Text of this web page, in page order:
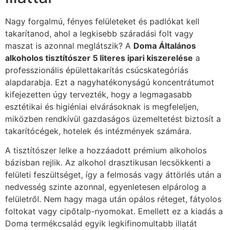
Nagy forgalmú, fényes felületeket és padlókat kell
takarítanod, ahol a legkisebb száradási folt vagy
maszat is azonnal meglátszik? A Doma Általános
alkoholos tisztítószer 5 literes ipari kiszerelése a
professzionális épülettakarítás csúcskategóriás
alapdarabja. Ezt a nagyhatékonyságú koncentrátumot
kifejezetten úgy tervezték, hogy a legmagasabb
esztétikai és higiéniai elvárásoknak is megfeleljen,
miközben rendkívül gazdaságos üzemeltetést biztosít a
takarítócégek, hotelek és intézmények számára.
A tisztítószer lelke a hozzáadott prémium alkoholos
bázisban rejlik. Az alkohol drasztikusan lecsökkenti a
felületi feszültséget, így a felmosás vagy áttörlés után a
nedvesség szinte azonnal, egyenletesen elpárolog a
felületről. Nem hagy maga után opálos réteget, fátyolos
foltokat vagy cipőtalp-nyomokat. Emellett ez a kiadás a
Doma termékcsalád egyik legkifinomultabb illatát